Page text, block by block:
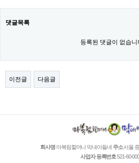
댓글목록
등록된 댓글이 없습니
이전글 다음글
회사명 마복림할머니 막내아들네 주소서울
사업자 등록번호521-60-